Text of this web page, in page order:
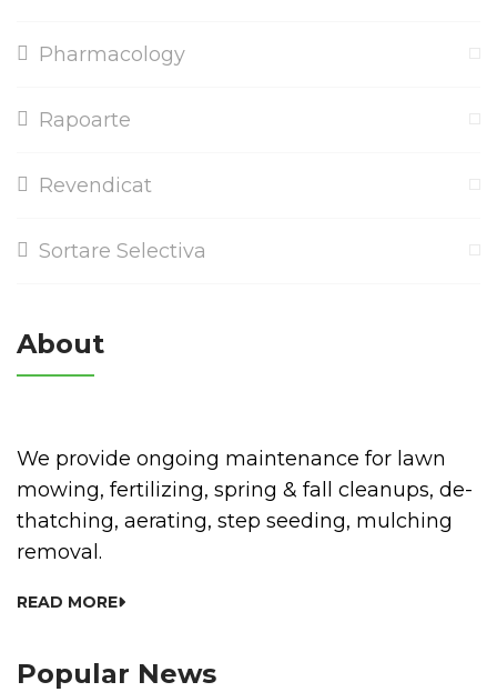
Pharmacology
Rapoarte
Revendicat
Sortare Selectiva
About
We provide ongoing maintenance for lawn
mowing, fertilizing, spring & fall cleanups, de-
thatching, aerating, step seeding, mulching
removal.
READ MORE
Popular News